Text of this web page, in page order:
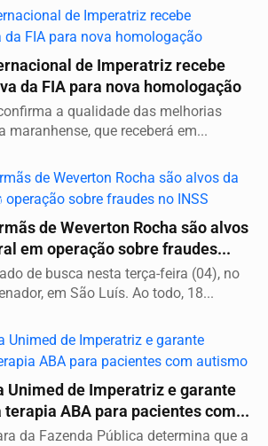
de Imperatriz recebe
da FIA para nova homologação
a qualidade das melhorias
maranhense, que receberá em...
de Weverton Rocha são alvos
em operação sobre fraudes...
de busca nesta terça-feira (04), no
em São Luís. Ao todo, 18...
Unimed de Imperatriz e garante
ABA para pacientes com...
da Fazenda Pública determina que a